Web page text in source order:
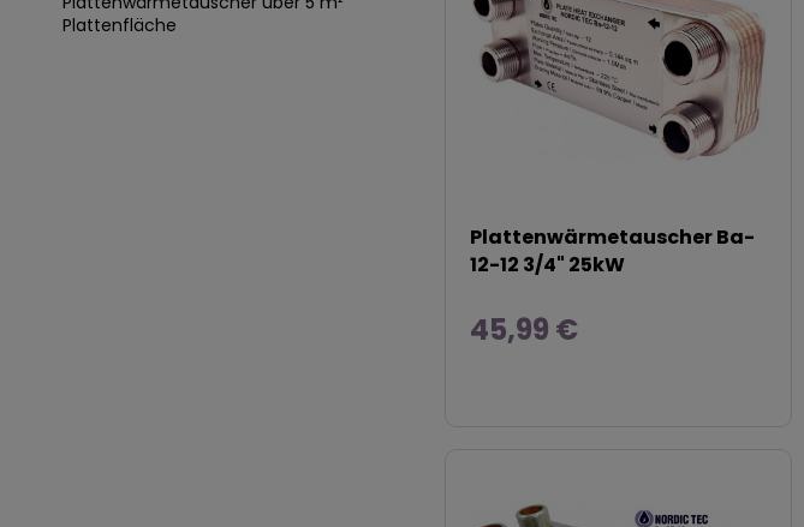
Plattenwärmetauscher Ba-
12-12 3/4" 25kW
45,99 €
Plattenfläche